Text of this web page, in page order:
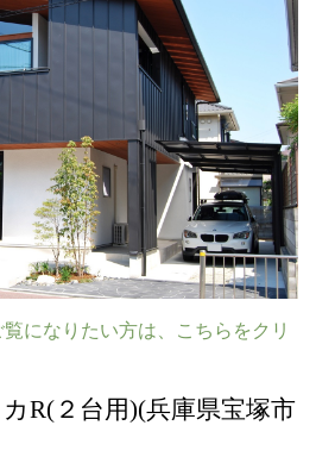
になりたい方は、こちらをクリ
R(２台用)(兵庫県宝塚市